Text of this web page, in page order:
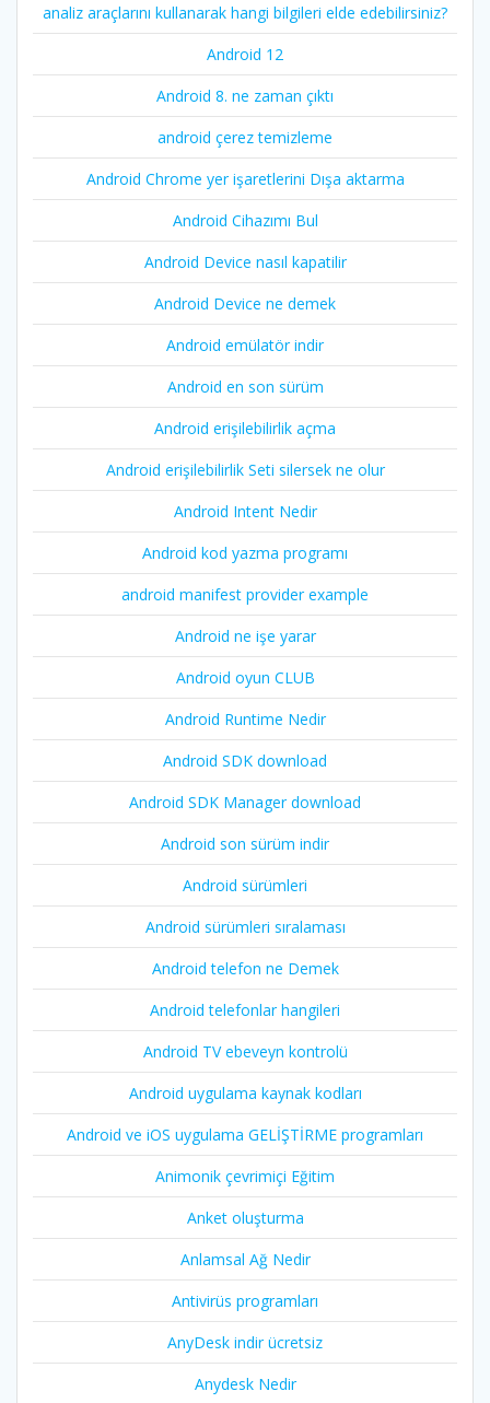
analiz araçlarını kullanarak hangi bilgileri elde edebilirsiniz?
Android 12
Android 8. ne zaman çıktı
android çerez temizleme
Android Chrome yer işaretlerini Dışa aktarma
Android Cihazımı Bul
Android Device nasıl kapatilir
Android Device ne demek
Android emülatör indir
Android en son sürüm
Android erişilebilirlik açma
Android erişilebilirlik Seti silersek ne olur
Android Intent Nedir
Android kod yazma programı
android manifest provider example
Android ne işe yarar
Android oyun CLUB
Android Runtime Nedir
Android SDK download
Android SDK Manager download
Android son sürüm indir
Android sürümleri
Android sürümleri sıralaması
Android telefon ne Demek
Android telefonlar hangileri
Android TV ebeveyn kontrolü
Android uygulama kaynak kodları
Android ve iOS uygulama GELİŞTİRME programları
Animonik çevrimiçi Eğitim
Anket oluşturma
Anlamsal Ağ Nedir
Antivirüs programları
AnyDesk indir ücretsiz
Anydesk Nedir